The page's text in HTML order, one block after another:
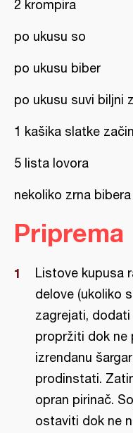
2 krompira
po ukusu so
po ukusu biber
po ukusu suvi biljni
1 kašika slatke
5 lista lovora
nekoliko zrna bibera
Priprema
Listove kupusa
delove (ukoliko
zagrejati,
propržiti dok ne
izrendanu
prodinstati.
opran pirinač.
ostaviti dok ne